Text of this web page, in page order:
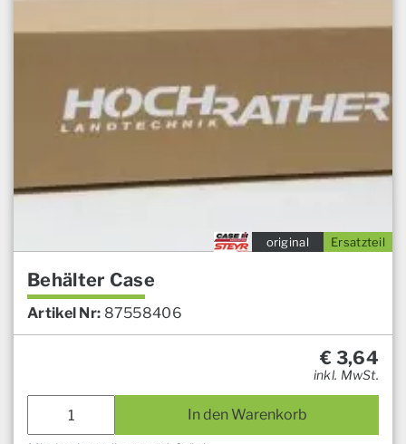
Ersatzteil
original
Behälter Case
Artikel Nr: 87558406
€ 3,64
inkl. MwSt.
In den Warenkorb